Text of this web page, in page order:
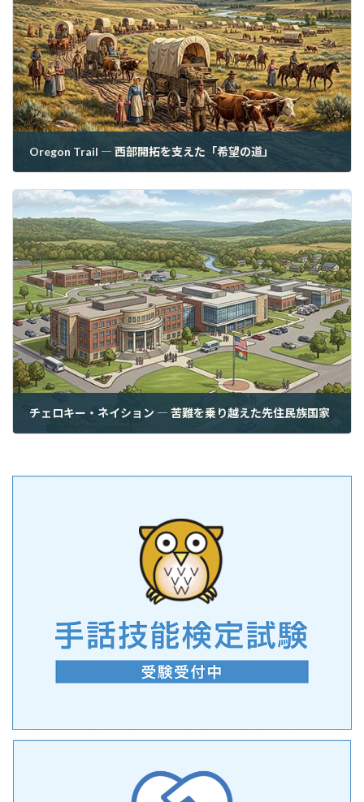
Oregon Trail ― 西部開拓を支えた「希望の道」
チェロキー・ネイション ― 苦難を乗り越えた先住民族国家